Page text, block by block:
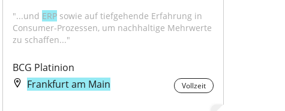
"...und ERP sowie auf tiefgehende Erfahrung in
Consumer-Prozessen, um nachhaltige Mehrwerte
zu schaffen..."
BCG Platinion
Frankfurt am Main
Vollzeit